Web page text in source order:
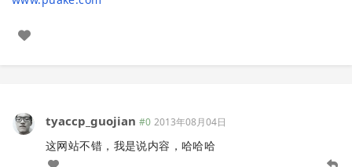
tyaccp_guojian #0 2013年08月04日
这网站不错，我是说内容，哈哈哈